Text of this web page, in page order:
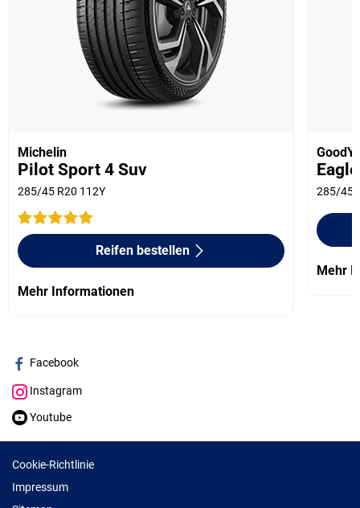
Michelin
Pilot Sport 4 Suv
285/45 R20 112Y
Reifen bestellen
Mehr Informationen
285/45
Mehr
Facebook
Instagram
Youtube
Cookie-Richtlinie
Impressum